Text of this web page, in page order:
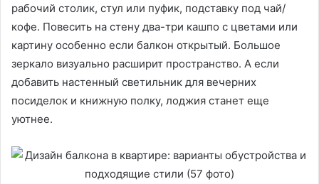
рабочий столик, стул или пуфик, подставку под чай/
кофе. Повесить на стену два-три кашпо с цветами или
картину особенно если балкон открытый. Большое
зеркало визуально расширит пространство. А если
добавить настенный светильник для вечерних
посиделок и книжную полку, лоджия станет еще
уютнее.